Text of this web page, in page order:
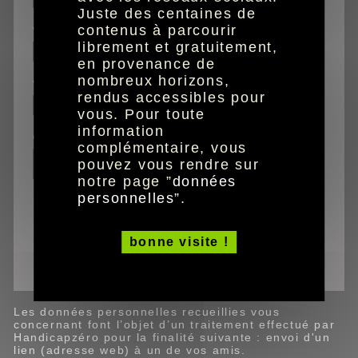
votre prénom
votre email
commentaires
Les données personnelles recueillies vous
concernant font l’objet d’un traitement effectué par
Handicapzéro pour la finalité suivante : envoi d'un
lien (adresse web) à un de vos amis.
Juste des centaines de
contenus à parcourir
librement et gratuitement,
en provenance de
nombreux horizons,
rendus accessibles pour
vous. Pour toute
information
complémentaire, vous
pouvez vous rendre sur
notre page ”données
personnelles”.
bonne visite !